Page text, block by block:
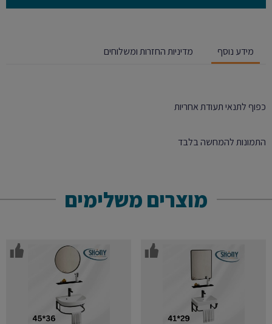
מידע נוסף מדיניות החזרות ומשלוחים
כפוף לתנאי תעודת אחריות
התמונות להמחשה בלבד
מוצרים משלימים